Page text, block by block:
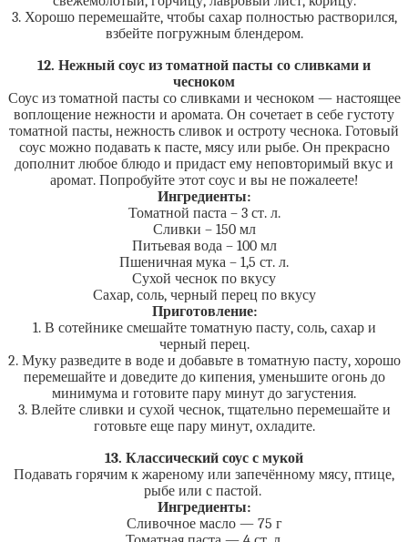
3. Хорошо перемешайте, чтобы сахар полностью растворился,
взбейте погружным блендером.
12. Нежный соус из томатной пасты со сливками и
чесноком
Соус из томатной пасты со сливками и чесноком — настоящее
воплощение нежности и аромата. Он сочетает в себе густоту
томатной пасты, нежность сливок и остроту чеснока. Готовый
соус можно подавать к пасте, мясу или рыбе. Он прекрасно
дополнит любое блюдо и придаст ему неповторимый вкус и
аромат. Попробуйте этот соус и вы не пожалеете!
Ингредиенты:
Томатной паста – 3 ст. л.
Сливки – 150 мл
Питьевая вода – 100 мл
Пшеничная мука – 1,5 ст. л.
Сухой чеснок по вкусу
Сахар, соль, черный перец по вкусу
Приготовление:
1. В сотейнике смешайте томатную пасту, соль, сахар и
черный перец.
2. Муку разведите в воде и добавьте в томатную пасту, хорошо
перемешайте и доведите до кипения, уменьшите огонь до
минимума и готовите пару минут до загустения.
3. Влейте сливки и сухой чеснок, тщательно перемешайте и
готовьте еще пару минут, охладите.
13. Классический соус с мукой
Подавать горячим к жареному или запечённому мясу, птице,
рыбе или с пастой.
Ингредиенты:
Сливочное масло — 75 г